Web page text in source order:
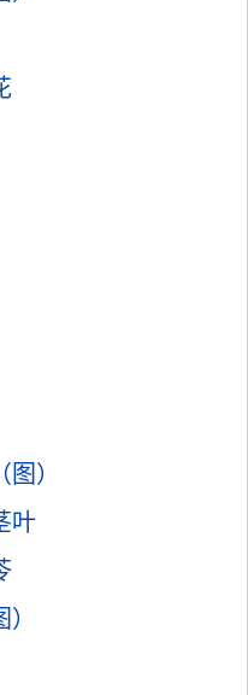
）
叶